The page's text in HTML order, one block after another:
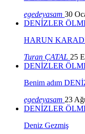
egedeyasam 30
DENİZLER
HARUN
Turan ÇATAL 25
DENİZLER
Benim adım
egedeyasam 23
DENİZLER
Deniz Gezmiş